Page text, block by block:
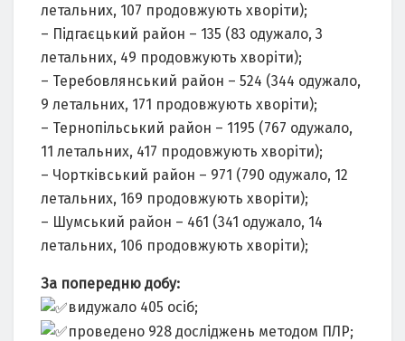
летальних, 107 продовжують хворіти);
– Підгаєцький район – 135 (83 одужало, 3
летальних, 49 продовжують хворіти);
– Теребовлянський район – 524 (344 одужало,
9 летальних, 171 продовжують хворіти);
– Тернопільський район – 1195 (767 одужало,
11 летальних, 417 продовжують хворіти);
– Чортківський район – 971 (790 одужало, 12
летальних, 169 продовжують хворіти);
– Шумський район – 461 (341 одужало, 14
летальних, 106 продовжують хворіти);
За попередню добу:
видужало 405 осіб;
проведено 928 досліджень методом ПЛР;